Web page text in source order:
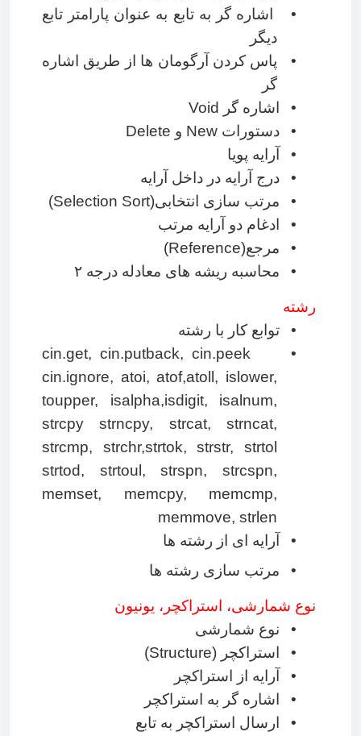
•
اشاره گر به تابع به عنوان پارامتر تابع
دیگر
•
پاس کردن آرگومان ها از طریق اشاره
گر
•
اشاره گر Void
•
دستورات New و Delete
•
آرایه پویا
•
درج آرایه در داخل آرایه
•
مرتب سازی انتخابی(Selection Sort)
•
ادغام دو آرایه مرتب
•
مرجع(Reference)
•
محاسبه ریشه های معادله درجه ۲
رشته
•
توابع کار با رشته
•
cin.get, cin.putback, cin.peek
cin.ignore, atoi, atof,atoll, islower,
toupper, isalpha,isdigit, isalnum,
strcpy strncpy, strcat, strncat,
strcmp, strchr,strtok, strstr, strtol
strtod, strtoul, strspn, strcspn,
memset, memcpy, memcmp,
memmove, strlen
•
آرایه ای از رشته ها
•
مرتب سازی رشته ها
نوع شمارشی، استراکچر، یونیون
•
نوع شمارشی
•
استراکچر (Structure)
•
آرایه از استراکچر
•
اشاره گر به استراکچر
•
ارسال استراکچر به تابع